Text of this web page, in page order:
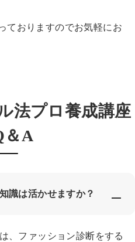
ておりますのでお気軽にお
法プロ養成講座
＆A
識は活かせますか？
、ファッション診断をする